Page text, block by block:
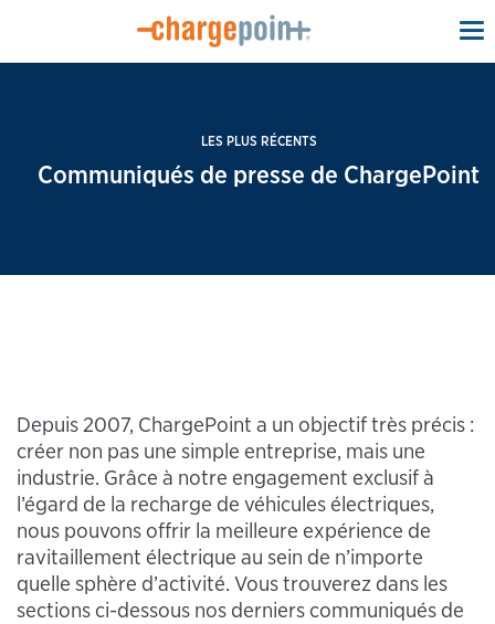
LES PLUS RÉCENTS
Communiqués de presse de ChargePoint
Depuis 2007, ChargePoint a un objectif très précis :
créer non pas une simple entreprise, mais une
industrie. Grâce à notre engagement exclusif à
l’égard de la recharge de véhicules électriques,
nous pouvons offrir la meilleure expérience de
ravitaillement électrique au sein de n’importe
quelle sphère d’activité. Vous trouverez dans les
sections ci-dessous nos derniers communiqués de